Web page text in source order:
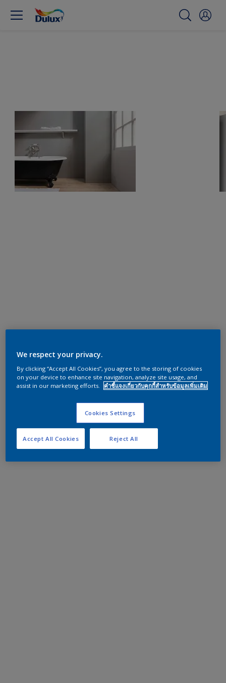
We respect your privacy.
By clicking “Accept All Cookies”, you agree to the storing of cookies
on your device to enhance site navigation, analyze site usage, and
assist in our marketing efforts.
คำชี้แจงเกี่ยวกับคุกกี้สำหรับข้อมูลเพิ่มเติม
Cookies Settings
Reject All
Accept All Cookies